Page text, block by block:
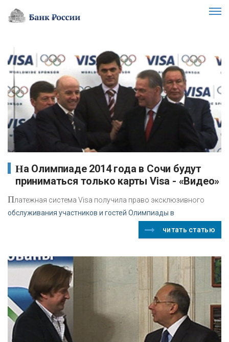
На Олимпиаде 2014 года в Сочи будут
приниматься только карты Visa - «Видео»
Платежная система Visa получила право эксклюзивного
обслуживания участников и гостей Олимпиады в
читать статью